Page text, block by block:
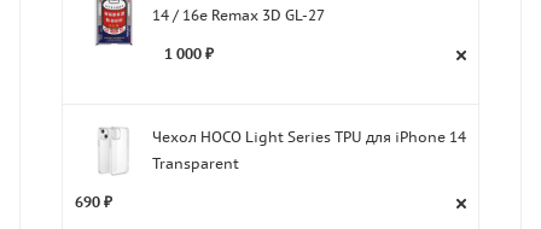
14 / 16e Remax 3D GL-27
1 000 ₽
Чехол HOCO Light Series TPU для iPhone 14
Transparent
690 ₽